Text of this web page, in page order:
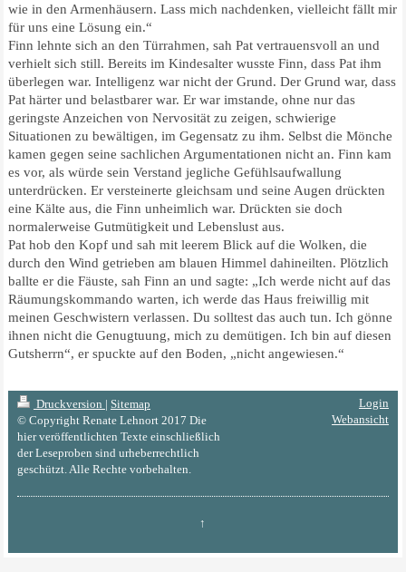
wie in den Armenhäusern. Lass mich nachdenken, vielleicht fällt mir
für uns eine Lösung ein.“
Finn lehnte sich an den Türrahmen, sah Pat vertrauensvoll an und
verhielt sich still. Bereits im Kindesalter wusste Finn, dass Pat ihm
überlegen war. Intelligenz war nicht der Grund. Der Grund war, dass
Pat härter und belastbarer war. Er war imstande, ohne nur das
geringste Anzeichen von Nervosität zu zeigen, schwierige
Situationen zu bewältigen, im Gegensatz zu ihm. Selbst die Mönche
kamen gegen seine sachlichen Argumentationen nicht an. Finn kam
es vor, als würde sein Verstand jegliche Gefühlsaufwallung
unterdrücken. Er versteinerte gleichsam und seine Augen drückten
eine Kälte aus, die Finn unheimlich war. Drückten sie doch
normalerweise Gutmütigkeit und Lebenslust aus.
Pat hob den Kopf und sah mit leerem Blick auf die Wolken, die
durch den Wind getrieben am blauen Himmel dahineilten. Plötzlich
ballte er die Fäuste, sah Finn an und sagte: „Ich werde nicht auf das
Räumungskommando warten, ich werde das Haus freiwillig mit
meinen Geschwistern verlassen. Du solltest das auch tun. Ich gönne
ihnen nicht die Genugtuung, mich zu demütigen. Ich bin auf diesen
Gutsherrn“, er spuckte auf den Boden, „nicht angewiesen.“
Druckversion | Sitemap
© Copyright Renate Lehnort 2017 Die
hier veröffentlichten Texte einschließlich
der Leseproben sind urheberrechtlich
geschützt. Alle Rechte vorbehalten.
Login
Webansicht
↑